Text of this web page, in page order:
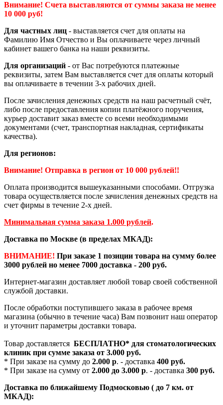
Внимание! Счета выставляются от суммы заказа не менее
10 000 руб!
Для частных лиц - выставляется счет для оплаты на
Фамилию Имя Отчество и Вы оплачиваете через личный
кабинет вашего банка на наши реквизиты.
Для организаций - от Вас потребуются платежные
реквизиты, затем Вам выставляется счет для оплаты который
вы оплачиваете в течении 3-х рабочих дней.
После зачисления денежных средств на наш расчетный счёт,
либо после предоставления копии платёжного поручения,
курьер доставит заказ вместе со всеми необходимыми
документами (счет, транспортная накладная, сертификаты
качества).
Для регионов:
Внимание! Отправка в регион от 10 000 рублей!!
Оплата производится вышеуказанными способами. Отгрузка
товара осуществляется после зачисления денежных средств на
счет фирмы в течение 2-х дней.
Минимальная сумма заказа 1.000 рублей.
Доставка по Москве (в пределах МКАД):
ВНИМАНИЕ! При заказе 1 позиции товара на сумму более
3000 рублей но менее 7000 доставка - 200 руб.
Интернет-магазин доставляет любой товар своей собственной
службой доставки.
После обработки поступившего заказа в рабочее время
магазина (обычно в течение часа) Вам позвонит наш оператор
и уточнит параметры доставки товара.
Товар доставляется БЕСПЛАТНО* для стоматологических
клиник при сумме заказа от 3.000 руб.
* При заказе на сумму до 2.000 р. - доставка 400 руб.
* При заказе на сумму от 2.000 до 3.000 р. - доставка 300 руб.
Доставка по ближайшему Подмосковью ( до 7 км. от
МКАД):